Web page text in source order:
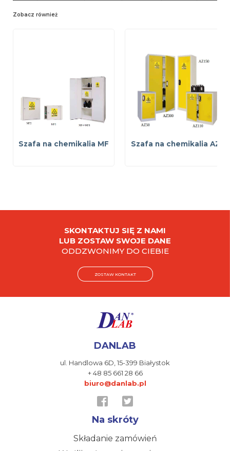
Zobacz również
Szafa na chemikalia MF Szafa na chemikalia AZ
SKONTAKTUJ SIĘ Z NAMI
LUB ZOSTAW SWOJE DANE
ODDZWONIMY DO CIEBIE
ZOSTAW KONTAKT
DANLAB
ul. Handlowa 6D,15-399 Białystok
+ 48 85 661 28 66
biuro@danlab.pl
Na skróty
Składanie zamówień